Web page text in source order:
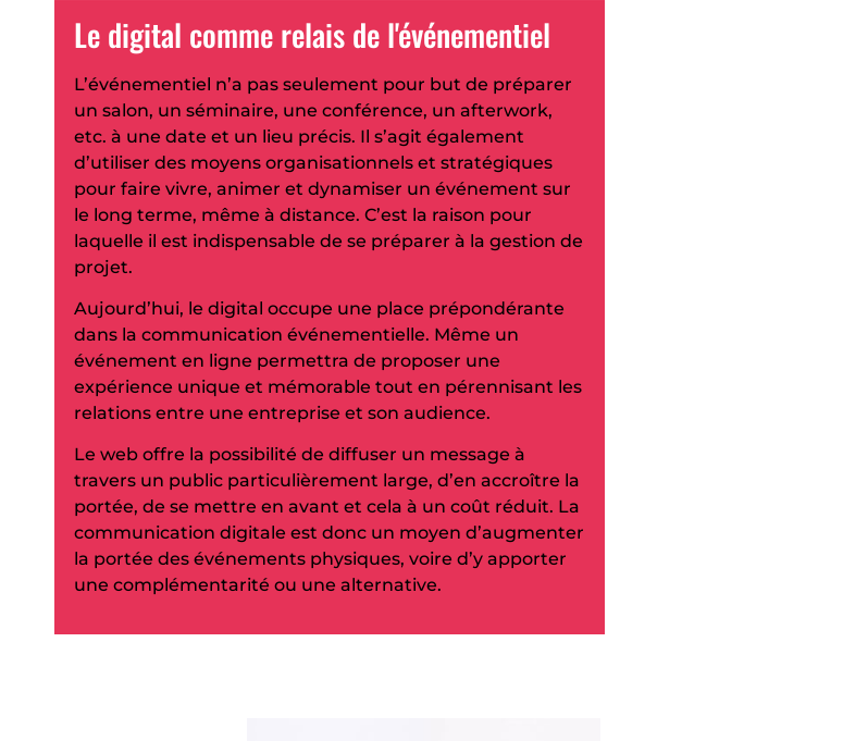
Le digital comme relais de l'événementiel
L’événementiel n’a pas seulement pour but de préparer
un salon, un séminaire, une conférence, un afterwork,
etc. à une date et un lieu précis. Il s’agit également
d’utiliser des moyens organisationnels et stratégiques
pour faire vivre, animer et dynamiser un événement sur
le long terme, même à distance. C’est la raison pour
laquelle il est indispensable de se préparer à la gestion de
projet.
Aujourd’hui, le digital occupe une place prépondérante
dans la communication événementielle. Même un
événement en ligne permettra de proposer une
expérience unique et mémorable tout en pérennisant les
relations entre une entreprise et son audience.
Le web offre la possibilité de diffuser un message à
travers un public particulièrement large, d’en accroître la
portée, de se mettre en avant et cela à un coût réduit. La
communication digitale est donc un moyen d’augmenter
la portée des événements physiques, voire d’y apporter
une complémentarité ou une alternative.